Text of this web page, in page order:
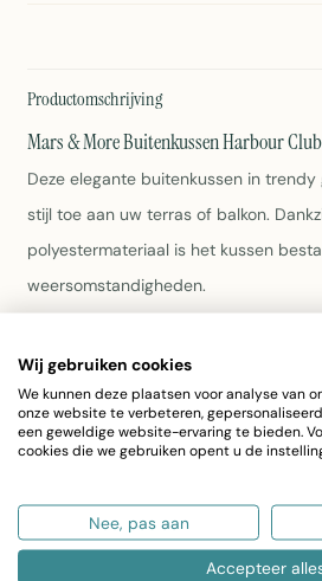
Productomschrijving
Mars & More Buitenkussen Harbour
Deze elegante buitenkussen in
stijl toe aan uw terras of balkon.
polyestermateriaal is het kussen
weersomstandigheden.
Afmetingen: 50x70cm met
Kleur: Grijs - perfect voor
Materiaal: Weersbestendig
Eenvoudig schoon te houden:
Compact en licht (100g)
Mars & More Buitenkussen Harbour
Specificaties
Wij gebruiken cookies
We kunnen deze plaatsen voor analyse van
onze website te verbeteren,
een geweldige website-ervaring te bieden.
cookies die we gebruiken opent u de
Nee, pas aan
Accepteer